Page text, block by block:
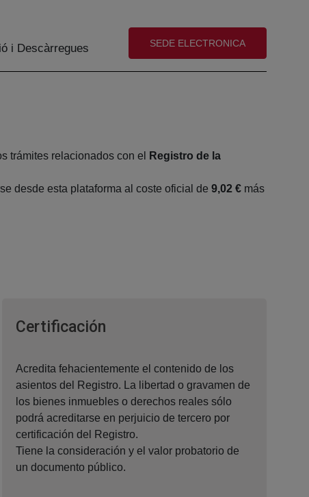
i Descàrregues (abre en nueva ventana)
SEDE ELECTRONICA
trámites relacionados con el
Registro de la
desde esta plataforma al coste oficial de 9,02 € más
Certificación
Acredita fehacientemente el contenido de los
asientos del Registro. La libertad o gravamen de
los bienes inmuebles o derechos reales sólo
podrá acreditarse en perjuicio de tercero por
certificación del Registro.
Tiene la consideración y el valor probatorio de
un documento público.